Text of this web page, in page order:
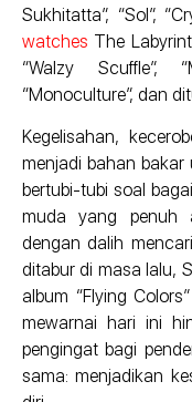
Sukhitatta”, “Sol”,
watches The
“Walzy Scuffle”,
“Monoculture”, dan
Kegelisahan,
menjadi bahan bakar
bertubi-tubi soal
muda yang penuh
dengan dalih
ditabur di masa lalu,
album “Flying
mewarnai hari ini
pengingat bagi
sama: menjadikan